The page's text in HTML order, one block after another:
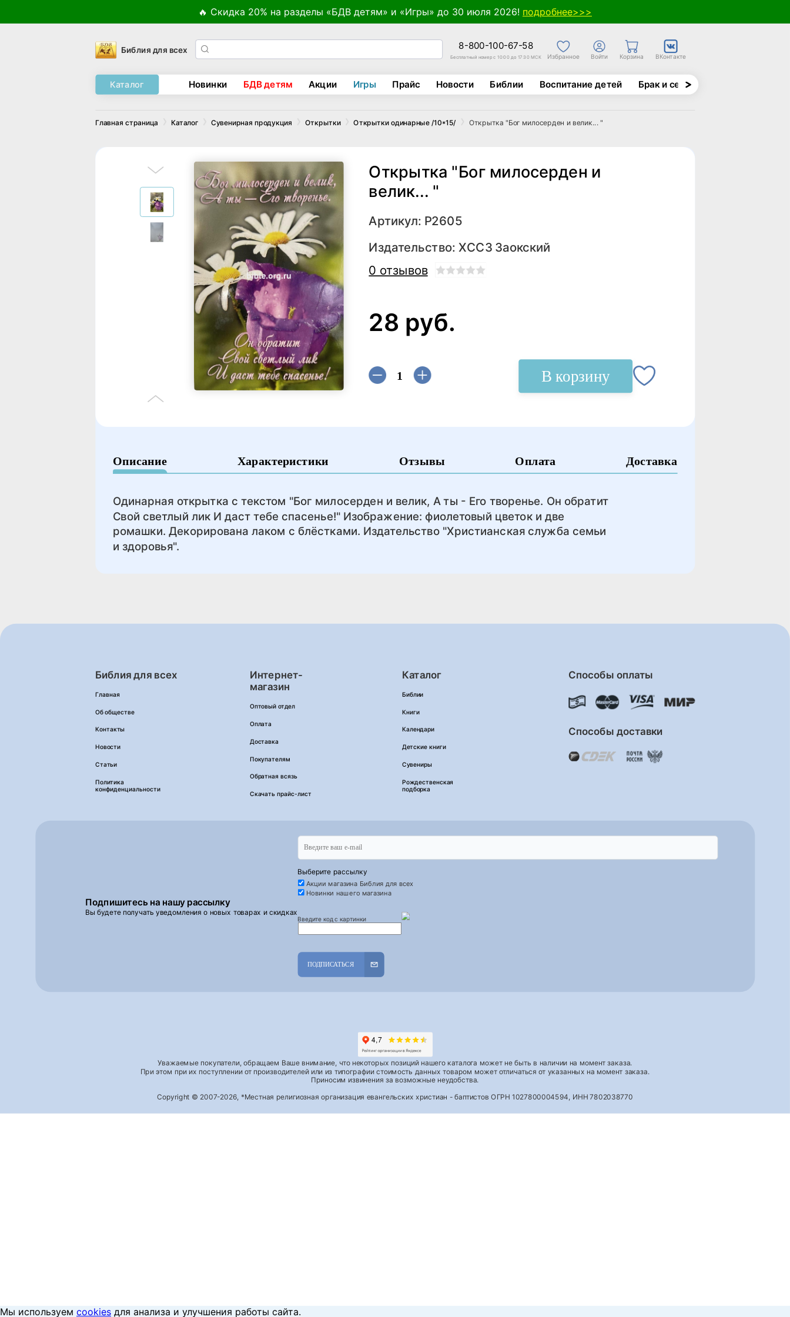
🔥 Скидка 20% на разделы «БДВ детям» и «Игры» до 30 июля 2026! подробнее>>>
Библия для всех 8-800-100-67-58
Бесплатный номер с 10:00 до 17:30 МСК Избранное Войти Корзина ВКонтакте
Каталог Новинки БДВ детям Акции Игры Прайс Новости Библии Воспитание детей Брак и семья
Главная страница Каталог Сувенирная продукция Открытки Открытки одинарные /10*15/ Открытка "Бог милосерден и велик... "
Открытка "Бог милосерден и
велик... "
Артикул: Р2605
Издательство:ХССЗ Заокский
0 отзывов
28 руб.
В корзину
Описание Характеристики Отзывы Оплата Доставка
Одинарная открытка с текстом "Бог милосерден и велик, А ты - Его творенье. Он обратит
Свой светлый лик И даст тебе спасенье!" Изображение: фиолетовый цветок и две
ромашки. Декорирована лаком с блёстками. Издательство "Христианская служба семьи
и здоровья".
Библия для всех
Главная
Об обществе
Контакты
Новости
Статьи
Политика
конфиденциальности
Интернет-
магазин
Оптовый отдел
Оплата
Доставка
Покупателям
Обратная всязь
Скачать прайс-лист
Каталог
Библии
Книги
Календари
Детские книги
Сувениры
Рождественская
подборка
Способы оплаты
Способы доставки
Подпишитесь на нашу рассылку
Вы будете получать уведомления о новых товарах и скидках
Выберите рассылку
Акции магазина Библия для всех
Новинки нашего магазина
Введите код с картинки
ПОДПИСАТЬСЯ
Уважаемые покупатели, обращаем Ваше внимание, что некоторых позиций нашего каталога может не быть в наличии на момент заказа.
При этом при их поступлении от производителей или из типографии стоимость данных товаром может отличаться от указанных на момент заказа.
Приносим извинения за возможные неудобства.
Copyright © 2007-2026, *Местная религиозная организация евангельских христиан - баптистов ОГРН 1027800004594, ИНН 7802038770
Мы используем cookies для анализа и улучшения работы сайта.